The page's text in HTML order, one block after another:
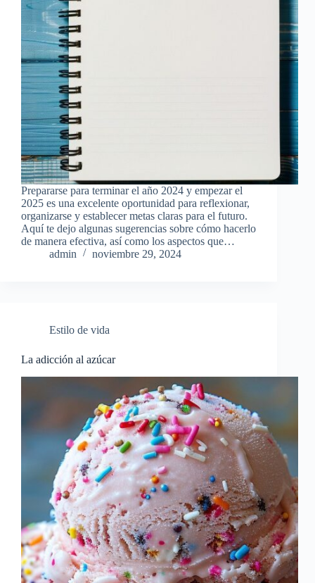
Prepararse para terminar el año 2024 y empezar el
2025 es una excelente oportunidad para reflexionar,
organizarse y establecer metas claras para el futuro.
Aquí te dejo algunas sugerencias sobre cómo hacerlo
de manera efectiva, así como los aspectos que…
admin
noviembre 29, 2024
Estilo de vida
La adicción al azúcar